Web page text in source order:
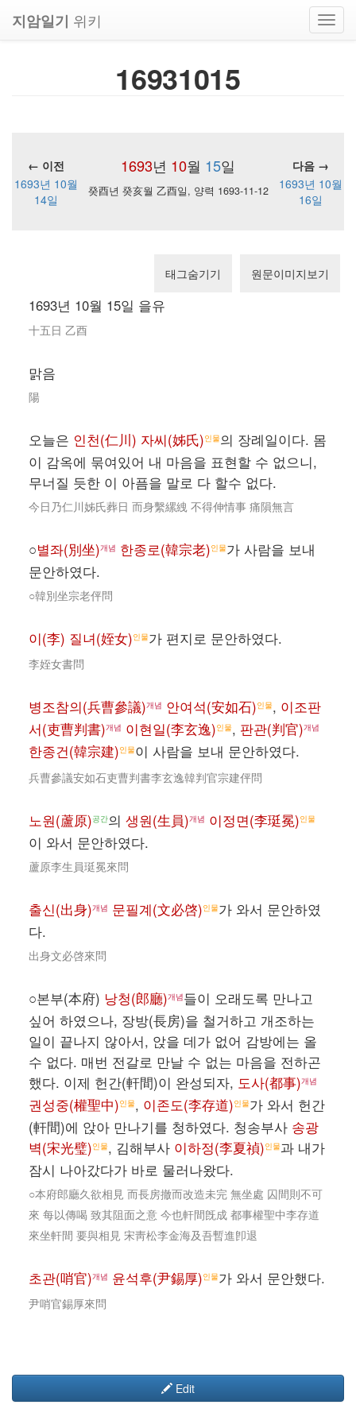
지암일기 위키
16931015
1693년 10월 15일
← 이전
다음 →
1693년 10월
14일
癸酉년 癸亥월 乙酉일, 양력 1693-11-12
1693년 10월
16일
태그숨기기 원문이미지보기
1693년 10월 15일 을유
十五日 乙酉
맑음
陽
오늘은 인천(仁川) 자씨(姊氏)인물의 장례일이다. 몸
이 감옥에 묶여있어 내 마음을 표현할 수 없으니,
무너질 듯한 이 아픔을 말로 다 할수 없다.
今日乃仁川姊氏葬日 而身繫縲絏 不得伸情事 痛隕無言
○별좌(別坐)개념 한종로(韓宗老)인물가 사람을 보내
문안하였다.
○韓別坐宗老伻問
이(李) 질녀(姪女)인물가 편지로 문안하였다.
李姪女書問
병조참의(兵曹參議)개념 안여석(安如石)인물, 이조판
서(吏曹判書)개념 이현일(李玄逸)인물, 판관(判官)개념
한종건(韓宗建)인물이 사람을 보내 문안하였다.
兵曹參議安如石吏曹判書李玄逸韓判官宗建伻問
노원(蘆原)공간의 생원(生員)개념 이정면(李珽冕)인물
이 와서 문안하였다.
蘆原李生員珽冕來問
출신(出身)개념 문필계(文必啓)인물가 와서 문안하였
다.
出身文必啓來問
○본부(本府) 낭청(郎廳)개념들이 오래도록 만나고
싶어 하였으나, 장방(長房)을 철거하고 개조하는
일이 끝나지 않아서, 앉을 데가 없어 감방에는 올
수 없다. 매번 전갈로 만날 수 없는 마음을 전하곤
했다. 이제 헌간(軒間)이 완성되자, 도사(都事)개념
권성중(權聖中)인물, 이존도(李存道)인물가 와서 헌간
(軒間)에 앉아 만나기를 청하였다. 청송부사 송광
벽(宋光璧)인물, 김해부사 이하정(李夏禎)인물과 내가
잠시 나아갔다가 바로 물러나왔다.
○本府郎廳久欲相見 而長房撤而改造未完 無坐處 囚間則不可
來 每以傳喝 致其阻面之意 今也軒間旣成 都事權聖中李存道
來坐軒間 要與相見 宋靑松李金海及吾暫進卽退
초관(哨官)개념 윤석후(尹錫厚)인물가 와서 문안했다.
尹哨官錫厚來問
Edit